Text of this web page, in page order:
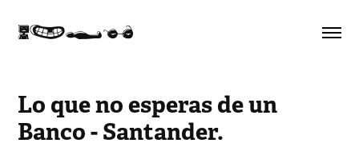
K}<I
Lo que no esperas de un
Banco - Santander.